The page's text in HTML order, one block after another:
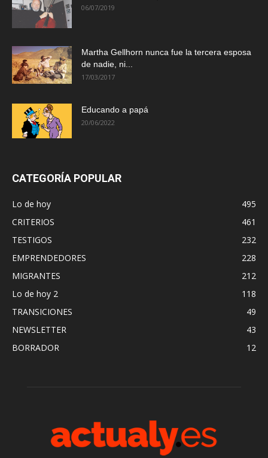
06/07/2019
Martha Gellhorn nunca fue la tercera esposa
de nadie, ni...
17/03/2017
Educando a papá
20/06/2022
CATEGORÍA POPULAR
Lo de hoy
495
CRITERIOS
461
TESTIGOS
232
EMPRENDEDORES
228
MIGRANTES
212
Lo de hoy 2
118
TRANSICIONES
49
NEWSLETTER
43
BORRADOR
12